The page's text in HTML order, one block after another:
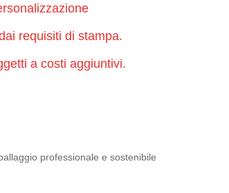
requisiti di stampa.
a costi aggiuntivi.
professionale e sostenibile